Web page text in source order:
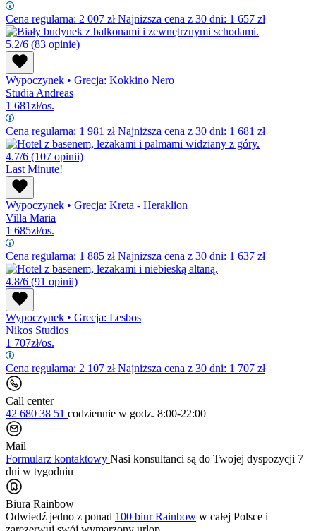
Cena regularna: 2 007 złNajniższa cena z 30 dni: 1 657 zł
5.2/6 (83 opinie)
Wypoczynek • Grecja: Kokkino Nero
Studia Andreas
1 681zł/os.
Cena regularna: 1 981 złNajniższa cena z 30 dni: 1 681 zł
4.7/6 (107 opinii)
Last Minute!
Wypoczynek • Grecja: Kreta - Heraklion
Villa Maria
1 685zł/os.
Cena regularna: 1 885 złNajniższa cena z 30 dni: 1 637 zł
4.8/6 (91 opinii)
Wypoczynek • Grecja: Lesbos
Nikos Studios
1 707zł/os.
Cena regularna: 2 107 złNajniższa cena z 30 dni: 1 707 zł
Call center
42 680 38 51 codziennie w godz. 8:00-22:00
Mail
Formularz kontaktowy Nasi konsultanci są do Twojej dyspozycji 7
dni w tygodniu
Biura Rainbow
Odwiedź jedno z ponad 100 biur Rainbow w całej Polsce i